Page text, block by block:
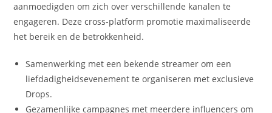
aanmoedigden om zich over verschillende kanalen te
engageren. Deze cross-platform promotie maximaliseerde
het bereik en de betrokkenheid.
Samenwerking met een bekende streamer om een
liefdadigheidsevenement te organiseren met exclusieve
Drops.
Gezamenlijke campagnes met meerdere influencers om